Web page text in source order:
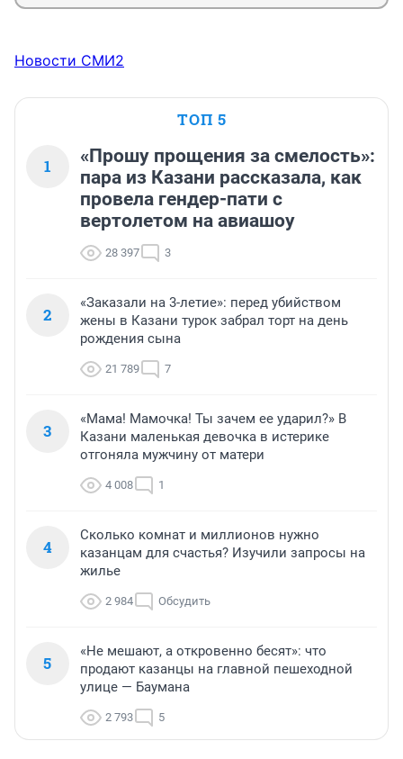
Новости СМИ2
ТОП 5
1
«Прошу прощения за смелость»:
пара из Казани рассказала, как
провела гендер-пати с
вертолетом на авиашоу
28 397 3
2
«Заказали на 3-летие»: перед убийством
жены в Казани турок забрал торт на день
рождения сына
21 789 7
3
«Мама! Мамочка! Ты зачем ее ударил?» В
Казани маленькая девочка в истерике
отгоняла мужчину от матери
4 008 1
4
Сколько комнат и миллионов нужно
казанцам для счастья? Изучили запросы на
жилье
2 984 Обсудить
5
«Не мешают, а откровенно бесят»: что
продают казанцы на главной пешеходной
улице — Баумана
2 793 5